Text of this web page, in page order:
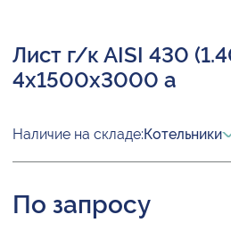
Лист г/к AISI 430
4х1500х3000 а
Наличие на складе:Котельники
По запросу